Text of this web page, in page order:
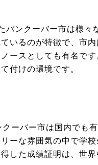
バンクーバー市は様々
いるのが特徴で、市内
ースとしても有名です
付けの環境です。
ーバー市は国内でも
ーな雰囲気の中で学校
した成績証明は、世界